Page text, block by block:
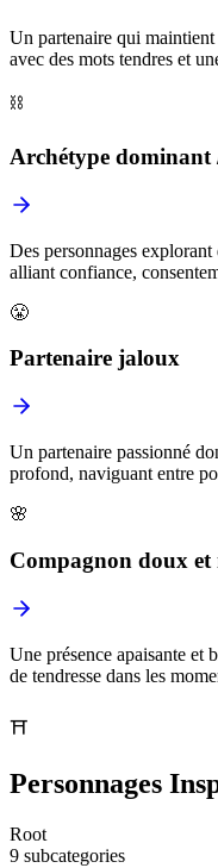
Un partenaire qui
avec des mots tendres et
⛓️
Archétype dominant
Des personnages
alliant confiance,
😤
Partenaire jaloux
Un partenaire passionné
profond, naviguant entre
🌸
Compagnon doux
Une présence apaisante et
de tendresse dans les
⛩️
Personnages
Root
9 subcategories